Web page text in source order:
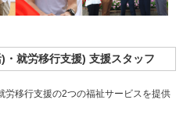
)・就労移行支援) 支援スタッフ
労移行支援の2つの福祉サービスを提供